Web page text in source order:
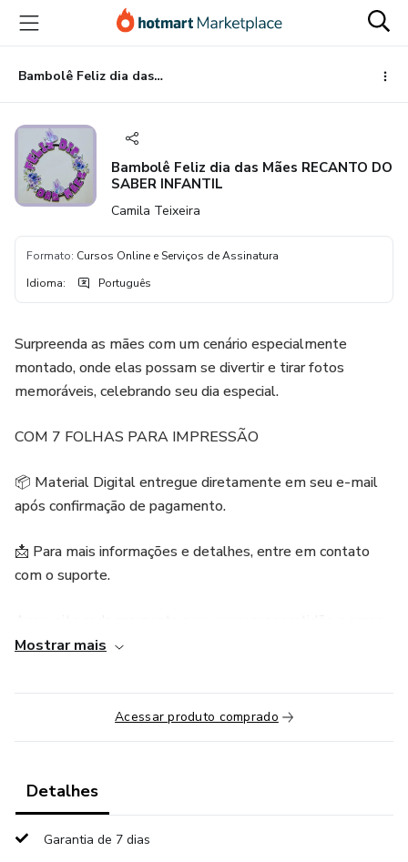
para
conteúdo
principal
para
pagamento
para
rodapé
Bambolê Feliz dia das Mães RECANTO DO SABER INFANTIL
Bambolê Feliz dia das Mães RECANTO DO
SABER INFANTIL
Camila Teixeira
Formato: Cursos Online e Serviços de Assinatura
Idioma: Português
Surpreenda as mães com um cenário especialmente
montado, onde elas possam se divertir e tirar fotos
memoráveis, celebrando seu dia especial.
COM 7 FOLHAS PARA IMPRESSÃO
📦 Material Digital entregue diretamente em seu e-mail
após confirmação de pagamento.
📩 Para mais informações e detalhes, entre em contato
com o suporte.
tornando este Dia das Mães verdadeiramente
ATENÇÃO: Este material em PDF é um guia para você
imprimir e montar em um bambolê, criando um cenário
sobre como realizar as fotos, mas sim um recurso para
ajudá-lo a preparar um belo ambiente para suas sessões
fotográficas.
Mostrar mais
Acessar produto comprado
Detalhes
Garantia de 7 dias